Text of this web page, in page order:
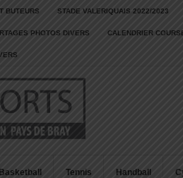
BUTEURS STADE VALERIQUAIS 2022/2023
PHOTOS DIVERS CALENDRIER
Basketball Tennis Handball